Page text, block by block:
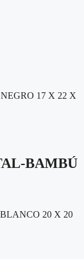
BAMBÚ